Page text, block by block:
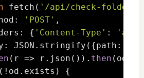
fetch( '/api/check-folder'
'POST' ,
{
'Content-Type' :
JSON.stringify({path:
(r => r.json()). then (od
{